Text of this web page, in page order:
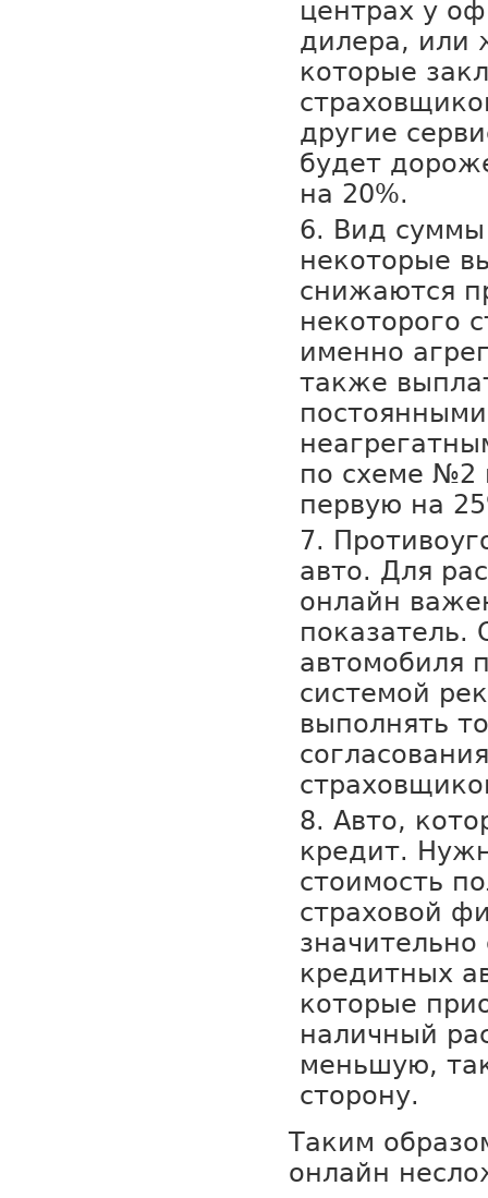
центрах у
дилера, или
которые
другие
будет
на 20%.
Вид суммы
некоторые
снижаются
некоторого
именно
также
по схеме №2
первую на
авто. Для
онлайн
показатель.
автомобиля
системой
выполнять
Авто,
кредит.
стоимость
страховой
значительно
кредитных
которые
наличный
меньшую,
сторону.
Таким
онлайн